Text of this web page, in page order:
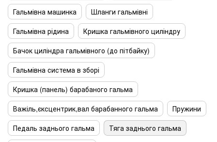
Гальмівна машинка
Шланги гальмівні
Гальмівна рідина
Кришка гальмівного циліндру
Бачок циліндра гальмівного (до пітбайку)
Гальмівна система в зборі
Кришка (панель) барабаного гальма
Важіль,єксцентрик,вал барабанного гальма
Пружини
Педаль заднього гальма
Тяга заднього гальма